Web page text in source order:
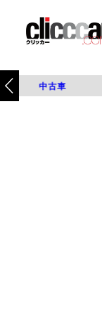
中古車